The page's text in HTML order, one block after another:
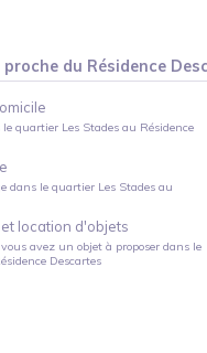
proche du Résidence
le quartier Les Stades au Résidence
dans le quartier Les Stades au
et location d'objets
avez un objet à proposer dans le
Descartes